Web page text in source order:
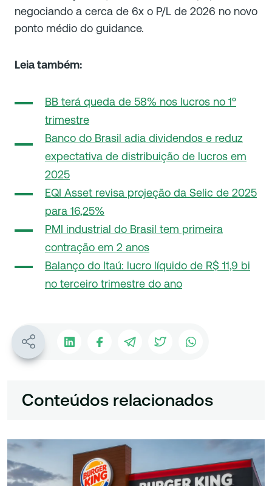
negociando a cerca de 6x o P/L de 2026 no novo
ponto médio do guidance.
Leia também:
BB terá queda de 58% nos lucros no 1º
trimestre
Banco do Brasil adia dividendos e reduz
expectativa de distribuição de lucros em
2025
EQI Asset revisa projeção da Selic de 2025
para 16,25%
PMI industrial do Brasil tem primeira
contração em 2 anos
Balanço do Itaú: lucro líquido de R$ 11,9 bi
no terceiro trimestre do ano
Conteúdos relacionados